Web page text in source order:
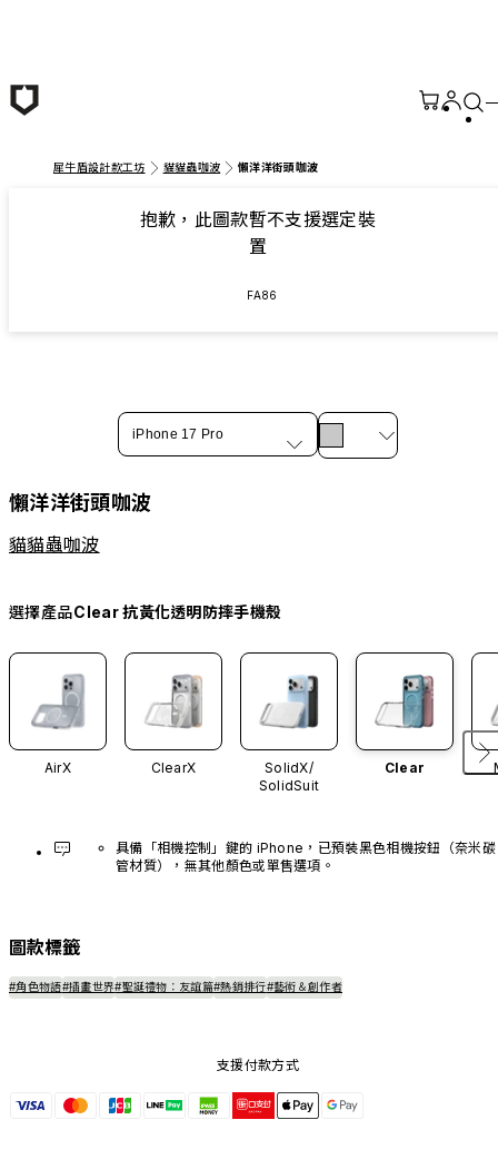
犀牛盾設計款工坊 貓貓蟲咖波 懶洋洋街頭咖波
抱歉，此圖款暫不支援選定裝
置
FA86
iPhone 17 Pro
懶洋洋街頭咖波
貓貓蟲咖波
選擇產品Clear 抗黃化透明防摔手機殼
AirX ClearX
SolidX/
SolidSuit
Clear
具備「相機控制」鍵的 iPhone，已預裝黑色相機按鈕（奈米碳
管材質），無其他顏色或單售選項。
圖款標籤
#角色物語#插畫世界#聖誕禮物：友誼篇#熱銷排行#藝術＆創作者
支援付款方式